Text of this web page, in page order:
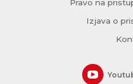
Pravo na
Izjava o